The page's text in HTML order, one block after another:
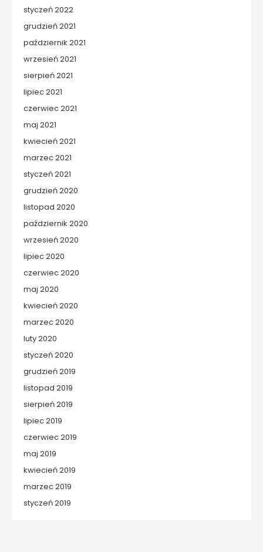
styczeń 2022
grudzień 2021
październik 2021
wrzesień 2021
sierpień 2021
lipiec 2021
czerwiec 2021
maj 2021
kwiecień 2021
marzec 2021
styczeń 2021
grudzień 2020
listopad 2020
październik 2020
wrzesień 2020
lipiec 2020
czerwiec 2020
maj 2020
kwiecień 2020
marzec 2020
luty 2020
styczeń 2020
grudzień 2019
listopad 2019
sierpień 2019
lipiec 2019
czerwiec 2019
maj 2019
kwiecień 2019
marzec 2019
styczeń 2019